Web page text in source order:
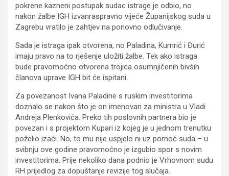
pokrene kazneni postupak sudac istrage je odbio, no
nakon žalbe IGH izvanraspravno vijeće Županijskog suda u
Zagrebu vratilo je zahtjev na ponovno odlučivanje.
Sada je istraga ipak otvorena, no Paladina, Kumrić i Đurić
imaju pravo na to rješenje uložiti žalbe. Tek ako istraga
bude pravomoćno otvorena trojica osumnjičenih bivših
članova uprave IGH bit će ispitani.
Za povezanost Ivana Paladine s ruskim investitorima
doznalo se nakon što je on imenovan za ministra u Vladi
Andreja Plenkovića. Preko tih poslovnih partnera bio je
povezan i s projektom Kupari iz kojeg je u jednom trenutku
poželio izaći. No, to mu nije uspjelo ni uz pomoć suda – u
svibnju ove godine pravomoćno je izgubio spor s novim
investitorima. Prije nekoliko dana podnio je Vrhovnom sudu
RH prijedlog za dopuštanje revizije tog slučaja.